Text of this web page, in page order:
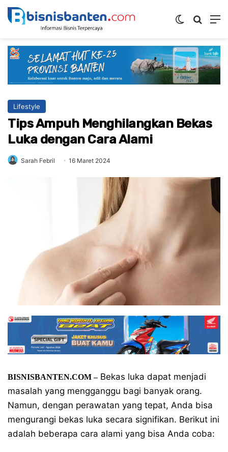
Switch skin
Lifestyle
Tips Ampuh Menghilangkan Bekas
Luka dengan Cara Alami
Sarah Febril 16 Maret 2024
BISNISBANTEN.COM –Bekas luka dapat menjadi
masalah yang mengganggu bagi banyak orang.
Namun, dengan perawatan yang tepat, Anda bisa
mengurangi bekas luka secara signifikan. Berikut ini
adalah beberapa cara alami yang bisa Anda coba: